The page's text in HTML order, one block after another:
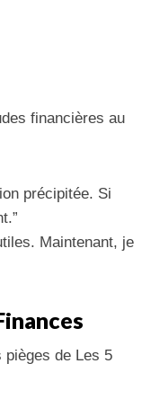
financières au
précipitée. Si
Maintenant, je
de Les 5